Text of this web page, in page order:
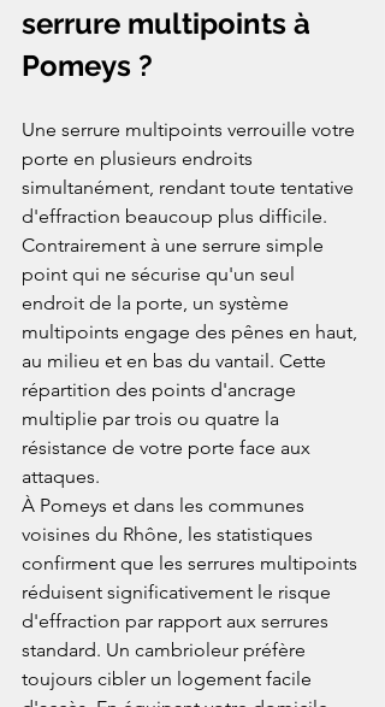
serrure multipoints à
Pomeys ?
Une serrure multipoints verrouille votre
porte en plusieurs endroits
simultanément, rendant toute tentative
d'effraction beaucoup plus difficile.
Contrairement à une serrure simple
point qui ne sécurise qu'un seul
endroit de la porte, un système
multipoints engage des pênes en haut,
au milieu et en bas du vantail. Cette
répartition des points d'ancrage
multiplie par trois ou quatre la
résistance de votre porte face aux
attaques.
À Pomeys et dans les communes
voisines du Rhône, les statistiques
confirment que les serrures multipoints
réduisent significativement le risque
d'effraction par rapport aux serrures
standard. Un cambrioleur préfère
toujours cibler un logement facile